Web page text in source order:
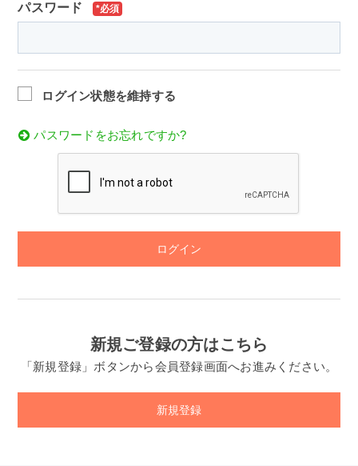
パスワード *必須
ログイン状態を維持する
パスワードをお忘れですか?
ログイン
新規ご登録の方はこちら
「新規登録」ボタンから会員登録画面へお進みください。
新規登録